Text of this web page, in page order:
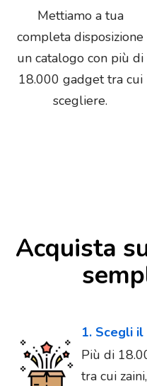
Mettiamo a tua
completa disposizione
un catalogo con più di
18.000 gadget tra cui
scegliere.
Acquista
1. Scegli
Più di
tra cui